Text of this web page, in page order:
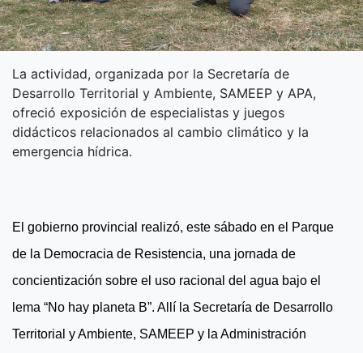
La actividad, organizada por la Secretaría de
Desarrollo Territorial y Ambiente, SAMEEP y APA,
ofreció exposición de especialistas y juegos
didácticos relacionados al cambio climático y la
emergencia hídrica.
El gobierno provincial realizó, este sábado en el Parque
de la Democracia de Resistencia, una jornada de
concientización sobre el uso racional del agua bajo el
lema “No hay planeta B”. Allí la Secretaría de Desarrollo
Territorial y Ambiente, SAMEEP y la Administración